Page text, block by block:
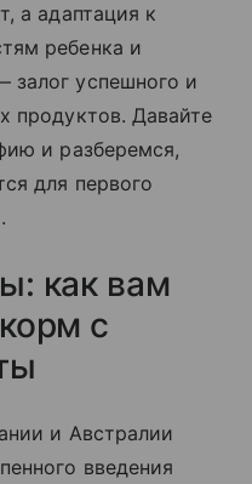
а адаптация к
ребенка и
успешного и
продуктов. Давайте
и разберемся,
для первого
как вам
с
и Австралии
введения